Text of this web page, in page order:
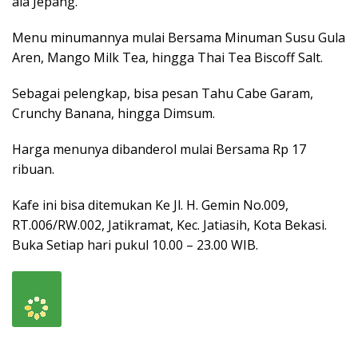
Menu minumannya mulai Bersama Minuman Susu Gula
Aren, Mango Milk Tea, hingga Thai Tea Biscoff Salt.
Sebagai pelengkap, bisa pesan Tahu Cabe Garam,
Crunchy Banana, hingga Dimsum.
Harga menunya dibanderol mulai Bersama Rp 17
ribuan.
Kafe ini bisa ditemukan Ke Jl. H. Gemin No.009,
RT.006/RW.002, Jatikramat, Kec. Jatiasih, Kota Bekasi.
Buka Setiap hari pukul 10.00 – 23.00 WIB.